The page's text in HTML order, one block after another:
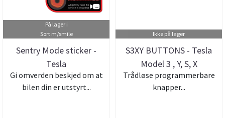
På lager i
Sort m/smile
Sentry Mode sticker -
Tesla
Gi omverden beskjed om at
bilen din er utstyrt...
Ikke på lager
S3XY BUTTONS - Tesla
Model 3 , Y, S, X
Trådløse programmerbare
knapper...